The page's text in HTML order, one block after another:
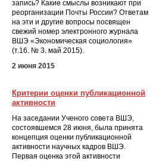
запись? Какие смыслы возникают при
реорганизации Почты России? Ответам
на эти и другие вопросы посвящен
свежий номер электронного журнала
ВШЭ «Экономическая социология»
(т.16. № 3. май 2015).
2 июня 2015
Критерии оценки публикационной
активности
На заседании Ученого совета ВШЭ,
состоявшемся 28 июня, была принята
концепция оценки публикационной
активности научных кадров ВШЭ.
Первая оценка этой активности